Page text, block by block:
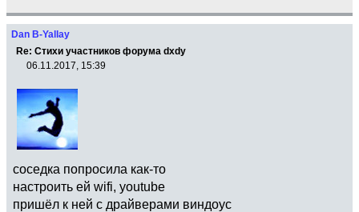
Dan B-Yallay
Re: Стихи участников форума dxdy
06.11.2017, 15:39
соседка попросила как-то
настроить ей wifi, youtube
пришёл к ней с драйверами виндоус